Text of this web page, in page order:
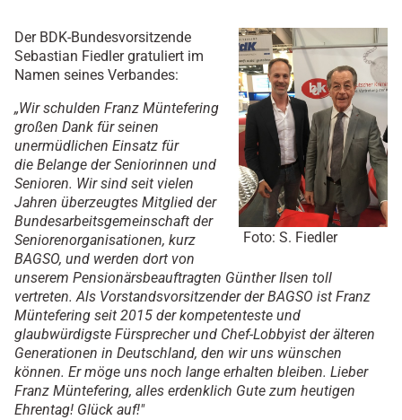
Foto: S. Fiedler
Der BDK-Bundesvorsitzende
Sebastian Fiedler gratuliert im
Namen seines Verbandes:
„Wir schulden Franz Müntefering
großen Dank für seinen
unermüdlichen Einsatz für
die Belange der Seniorinnen und
Senioren. Wir sind seit vielen
Jahren überzeugtes Mitglied der
Bundesarbeitsgemeinschaft der
Seniorenorganisationen, kurz
BAGSO, und werden dort von
unserem Pensionärsbeauftragten Günther Ilsen toll
vertreten. Als Vorstandsvorsitzender der BAGSO ist Franz
Müntefering seit 2015 der kompetenteste und
glaubwürdigste Fürsprecher und Chef-Lobbyist der älteren
Generationen in Deutschland, den wir uns wünschen
können. Er möge uns noch lange erhalten bleiben. Lieber
Franz Müntefering, alles erdenklich Gute zum heutigen
Ehrentag! Glück auf!"